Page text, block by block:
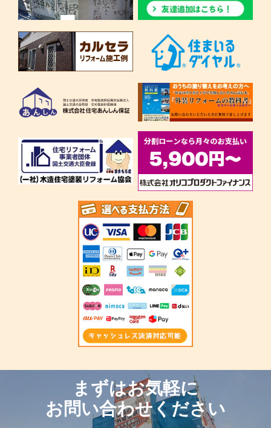
まずはお気軽に
お問い合わせください